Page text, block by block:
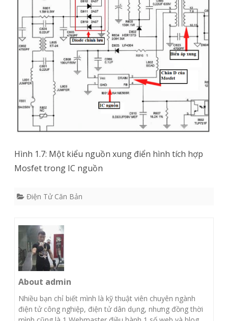
Hình 1.7: Một kiểu nguồn xung điển hình tích hợp
Mosfet trong IC nguồn
Điện Tử Căn Bản
About admin
Nhiều bạn chỉ biết mình là kỹ thuật viên chuyên ngành
điện tử công nghiệp, điện tử dân dụng, nhưng đồng thời